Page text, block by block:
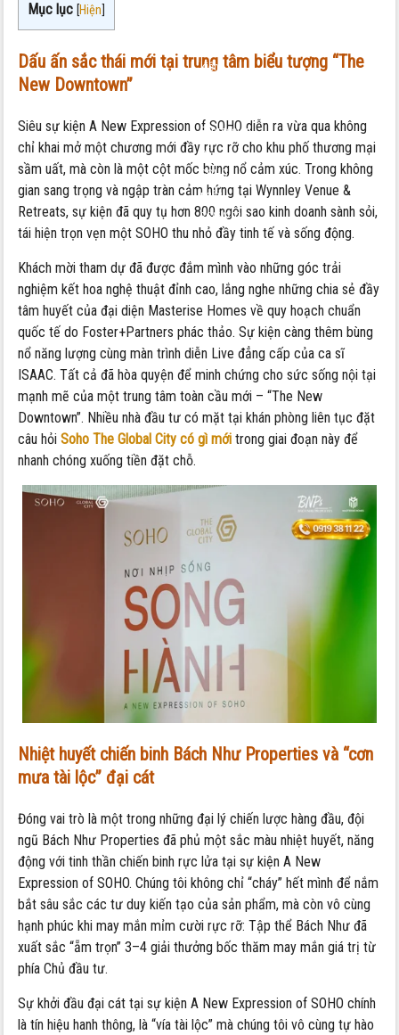
kiện
Expression
of
SOHO
ngày
26/6/2026
Mục lục [Hiện]
Dấu ấn sắc thái mới tại trung tâm biểu tượng “The
New Downtown”
Siêu sự kiện A New Expression of SOHO diễn ra vừa qua không
chỉ khai mở một chương mới đầy rực rỡ cho khu phố thương mại
sầm uất, mà còn là một cột mốc bùng nổ cảm xúc. Trong không
gian sang trọng và ngập tràn cảm hứng tại Wynnley Venue &
Retreats, sự kiện đã quy tụ hơn 800 ngôi sao kinh doanh sành sỏi,
tái hiện trọn vẹn một SOHO thu nhỏ đầy tinh tế và sống động.
Khách mời tham dự đã được đắm mình vào những góc trải
nghiệm kết hoa nghệ thuật đỉnh cao, lắng nghe những chia sẻ đầy
tâm huyết của đại diện Masterise Homes về quy hoạch chuẩn
quốc tế do Foster+Partners phác thảo. Sự kiện càng thêm bùng
nổ năng lượng cùng màn trình diễn Live đẳng cấp của ca sĩ
ISAAC. Tất cả đã hòa quyện để minh chứng cho sức sống nội tại
mạnh mẽ của một trung tâm toàn cầu mới – “The New
Downtown”. Nhiều nhà đầu tư có mặt tại khán phòng liên tục đặt
câu hỏiSoho The Global City có gì mới trong giai đoạn này để
nhanh chóng xuống tiền đặt chỗ.
Nhiệt huyết chiến binh Bách Như Properties và “cơn
mưa tài lộc” đại cát
Đóng vai trò là một trong những đại lý chiến lược hàng đầu, đội
ngũ Bách Như Properties đã phủ một sắc màu nhiệt huyết, năng
động với tinh thần chiến binh rực lửa tại sự kiện A New
Expression of SOHO. Chúng tôi không chỉ “cháy” hết mình để nắm
bắt sâu sắc các tư duy kiến tạo của sản phẩm, mà còn vô cùng
hạnh phúc khi may mắn mỉm cười rực rỡ: Tập thể Bách Như đã
xuất sắc “ẵm trọn” 3–4 giải thưởng bốc thăm may mắn giá trị từ
phía Chủ đầu tư.
Sự khởi đầu đại cát tại sự kiện A New Expression of SOHO chính
là tín hiệu hanh thông, là “vía tài lộc” mà chúng tôi vô cùng tự hào